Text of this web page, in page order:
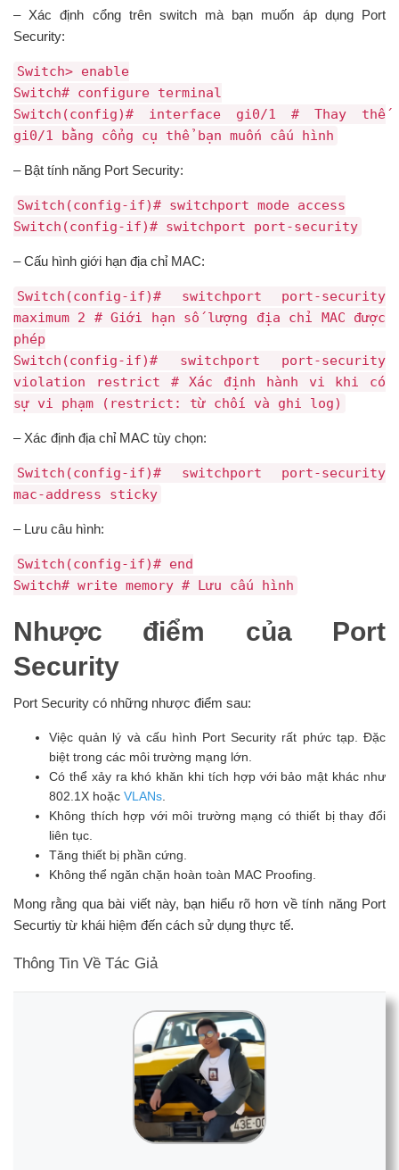
– Xác định cổng trên switch mà bạn muốn áp dụng Port
Security:
Switch> enable
Switch# configure terminal
Switch(config)# interface gi0/1 # Thay thế
gi0/1 bằng cổng cụ thể bạn muốn cấu hình
– Bật tính năng Port Security:
Switch(config-if)# switchport mode access
Switch(config-if)# switchport port-security
– Cấu hình giới hạn địa chỉ MAC:
Switch(config-if)# switchport port-security
maximum 2 # Giới hạn số lượng địa chỉ MAC được
phép
Switch(config-if)# switchport port-security
violation restrict # Xác định hành vi khi có
sự vi phạm (restrict: từ chối và ghi log)
– Xác định địa chỉ MAC tùy chọn:
Switch(config-if)# switchport port-security
mac-address sticky
– Lưu câu hình:
Switch(config-if)# end
Switch# write memory # Lưu cấu hình
Nhược điểm của Port
Security
Port Security có những nhược điểm sau:
Việc quản lý và cấu hình Port Security rất phức tạp. Đặc
biệt trong các môi trường mạng lớn.
Có thể xảy ra khó khăn khi tích hợp với bảo mật khác như
802.1X hoặc VLANs
Không thích hợp với môi trường mạng có thiết bị thay đổi
liên tục.
Tăng thiết bị phần cứng.
Không thể ngăn chặn hoàn toàn MAC Proofing.
Mong rằng qua bài viết này, bạn hiểu rõ hơn về tính năng Port
Securtiy từ khái hiệm đến cách sử dụng thực tế.
Thông Tin Về Tác Giả